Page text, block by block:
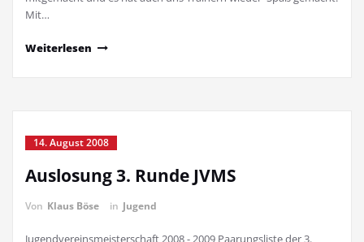
Mit…
Weiterlesen
14. August 2008
Auslosung 3. Runde JVMS
Von Klaus Böse in Jugend
Jugendvereinsmeisterschaft 2008 - 2009 Paarungsliste der 3.